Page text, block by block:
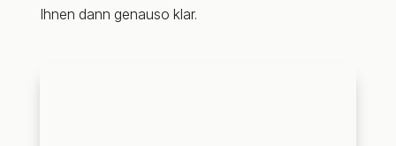
Ihnen dann genauso klar.